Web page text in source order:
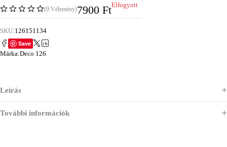
(0 Vélemény)7900 FtElfogyott
SKU:126151134
Save
Márka:Deco 126
Leírás
További információk